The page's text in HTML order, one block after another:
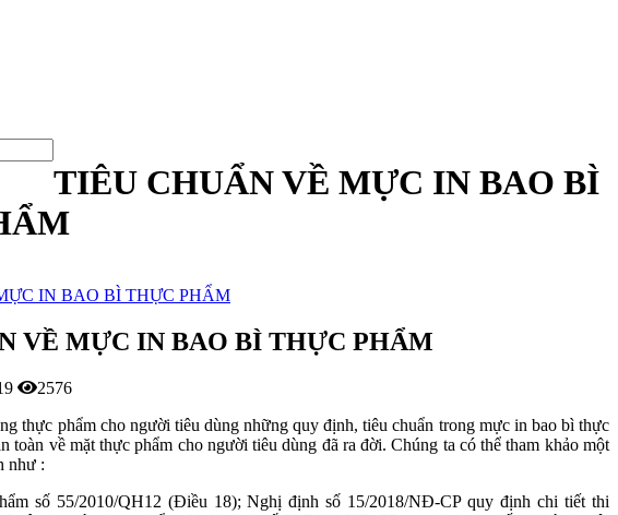
TIÊU CHUẨN VỀ MỰC IN BAO BÌ
IN BAO BÌ THỰC PHẨM
VỀ MỰC IN BAO BÌ THỰC PHẨM
2576
thực phẩm cho người tiêu dùng những quy định, tiêu chuẩn trong mực in bao bì thực
toàn về mặt thực phẩm cho người tiêu dùng đã ra đời. Chúng ta có thể tham khảo một
như :
số 55/2010/QH12 (Điều 18); Nghị định số 15/2018/NĐ-CP quy định chi tiết thi